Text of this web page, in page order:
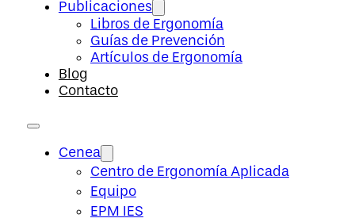
Publicaciones
Libros de Ergonomía
Guías de Prevención
Artículos de Ergonomía
Blog
Contacto
Cenea
Centro de Ergonomía Aplicada
Equipo
EPM IES